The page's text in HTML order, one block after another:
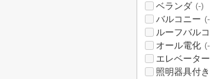
ベランダ (-)
バルコニー
ルーフバル
オール電化
エレベーター
照明器具付き